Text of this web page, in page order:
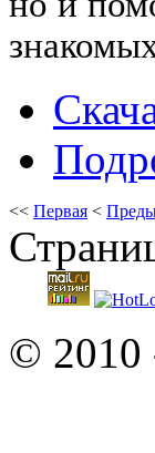
<< Первая <
© 2010